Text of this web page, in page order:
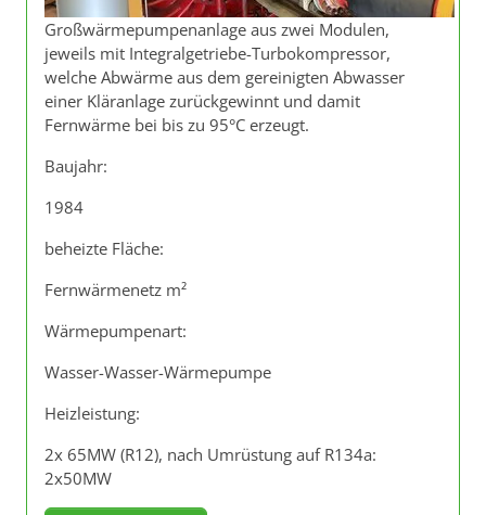
Großwärmepumpenanlage aus zwei Modulen,
jeweils mit Integralgetriebe-Turbokompressor,
welche Abwärme aus dem gereinigten Abwasser
einer Kläranlage zurückgewinnt und damit
Fernwärme bei bis zu 95°C erzeugt.
Baujahr:
1984
beheizte Fläche:
Fernwärmenetz m²
Wärmepumpenart:
Wasser-Wasser-Wärmepumpe
Heizleistung:
2x 65MW (R12), nach Umrüstung auf R134a:
2x50MW